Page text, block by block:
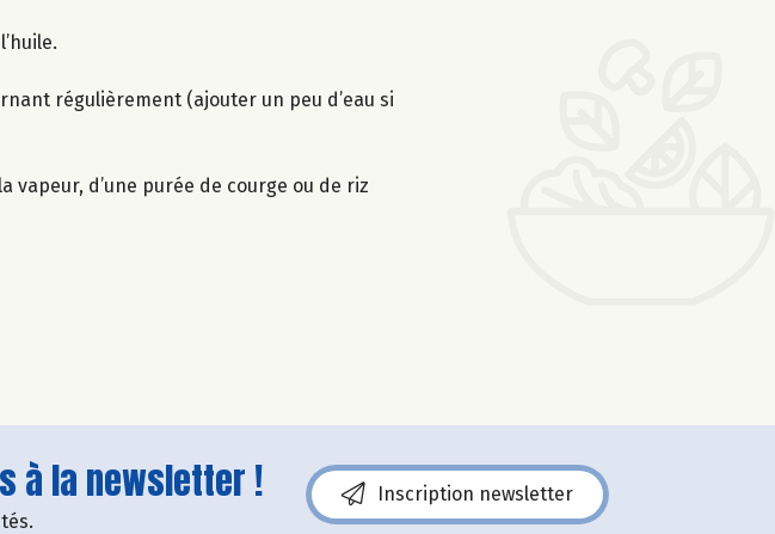
régulièrement (ajouter un peu d’eau si
d’une purée de courge ou de riz
à la newsletter ! Inscription newsletter